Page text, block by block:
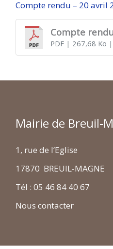
MAGNÉ
Compte rendu – 20 avril
Compte
PDF| 267,68 Ko
Mairie de Breuil-
1, rue de l’Eglise
17870 BREUIL-MAGNE
Tél : 05 46 84 40 67
Nous contacter